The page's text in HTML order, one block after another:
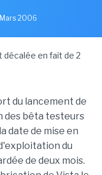
2006
du lancement de
des bêta testeurs
date de mise en
du
de deux mois.